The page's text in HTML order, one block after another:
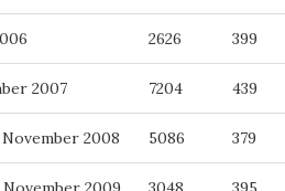
2626 399
2007 7204 439
2008 5086 379